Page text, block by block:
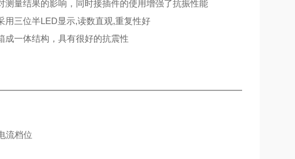
量结果的影响，同时接插件的使用增强了抗振性能
三位半LED显示,读数直观,重复性好
一体结构，具有很好的抗震性
流档位